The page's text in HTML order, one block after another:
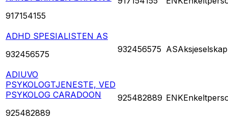
917154155
ADHD SPESIALISTEN AS
932456575
932456575 ASAksjeselskap
ADIUVO
PSYKOLOGTJENESTE, VED
PSYKOLOG CARADOON
925482889
925482889 ENK